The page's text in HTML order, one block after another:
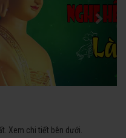
Không thể không nghe thử.